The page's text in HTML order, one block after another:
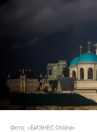
Фото: «БИЗНЕС Online»